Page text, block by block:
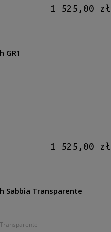
1 525,00 zł
GR1
1 525,00 zł
Sabbia Transparente